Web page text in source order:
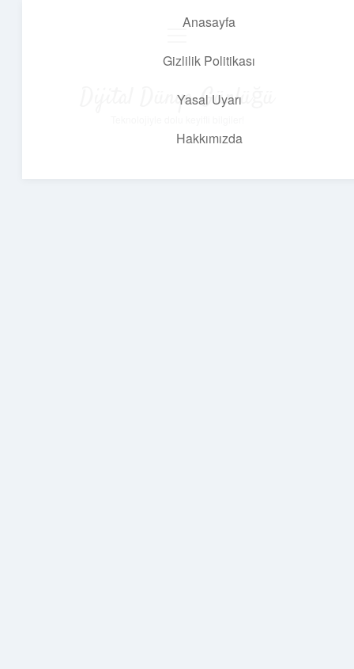
Anasayfa
Gizlilik Politikası
Yasal Uyarı
Hakkımızda
Dijital Dünya Günlüğü